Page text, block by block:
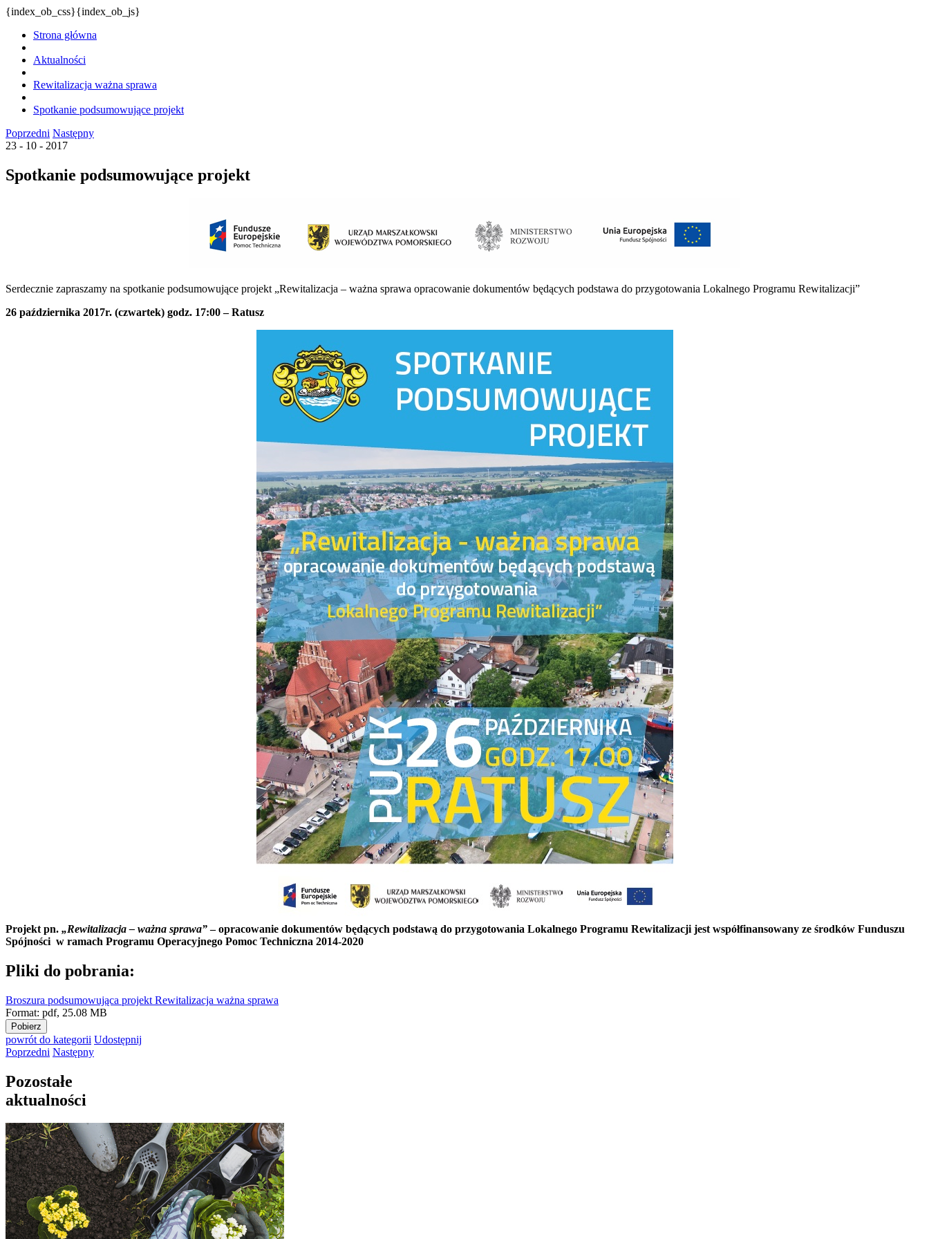
{index_ob_css}{index_ob_js}
Strona główna
Aktualności
Rewitalizacja ważna sprawa
Spotkanie podsumowujące projekt
Poprzedni Następny
23 - 10 - 2017
Spotkanie podsumowujące projekt
Serdecznie zapraszamy na spotkanie podsumowujące projekt „Rewitalizacja – ważna sprawa opracowanie dokumentów będących podstawa do przygotowania Lokalnego Programu Rewitalizacji”
26 października 2017r. (czwartek) godz. 17:00 – Ratusz
Projekt pn. „Rewitalizacja – ważna sprawa”– opracowanie dokumentów będących podstawą do przygotowania Lokalnego Programu Rewitalizacji jest współfinansowany ze środków Funduszu
Spójności w ramach Programu Operacyjnego Pomoc Techniczna 2014-2020
Pliki do pobrania:
Broszura podsumowująca projekt Rewitalizacja ważna sprawa
Format: pdf, 25.08 MB
Pobierz
powrót do kategorii Udostępnij
Poprzedni Następny
Pozostałe
aktualności